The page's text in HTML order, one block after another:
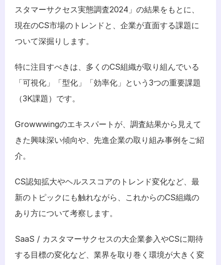
スタマーサクセス実態調査2024」の結果をもとに、
現在のCS市場のトレンドと、企業が直面する課題に
ついて深掘りします。
特に注目すべきは、多くのCS組織が取り組んでいる
「可視化」「型化」「効率化」という3つの重要課題
（3K課題）です。
Growwwingのエキスパートが、調査結果から見えて
きた興味深い傾向や、先進企業の取り組み事例をご紹
介。
CS認知拡大やヘルススコアのトレンド変化など、最
新のトピックにも触れながら、これからのCS組織の
あり方について考察します。
SaaS / カスタマーサクセスの大企業参入やCSに期待
する目標の変化など、業界を取り巻く環境が大きく変